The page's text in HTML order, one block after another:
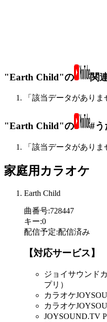
"Earth Child"の 関
「該当データがありま
"Earth Child"の #う
「該当データがありま
家庭用カラオケ
Earth Child
曲番号:728447
キー:0
配信予定:配信済み
【対応サービス】
ジョイサウンド
プリ）
カラオケ
カラオケ
JOYSOUND.TV